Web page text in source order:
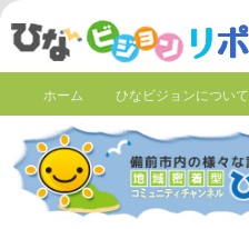
ホーム ひなビジョンについて